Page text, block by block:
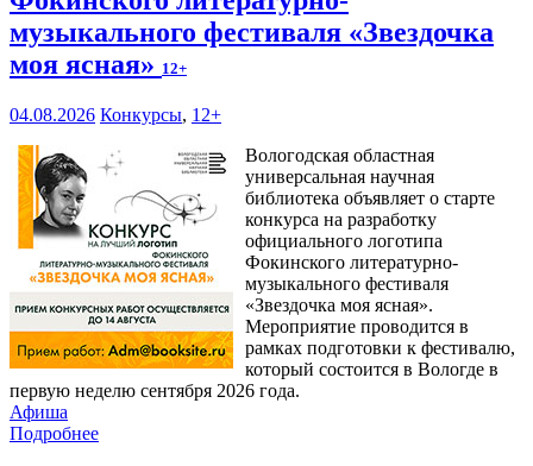
музыкального фестиваля «Звездочка
моя ясная» 12+
04.08.2026 Конкурсы, 12+
Вологодская областная
универсальная научная
библиотека объявляет о старте
конкурса на разработку
официального логотипа
Фокинского литературно-
музыкального фестиваля
«Звездочка моя ясная».
Мероприятие проводится в
рамках подготовки к фестивалю,
который состоится в Вологде в
первую неделю сентября 2026 года.
Афиша
Подробнее